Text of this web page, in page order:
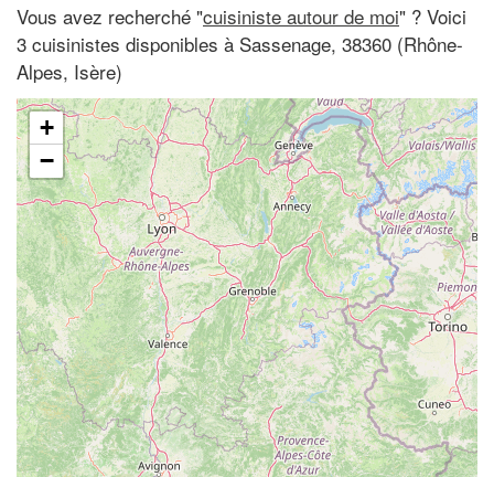
Vous avez recherché "cuisiniste autour de moi" ? Voici
3 cuisinistes disponibles à Sassenage, 38360 (Rhône-
Alpes, Isère)
+
−